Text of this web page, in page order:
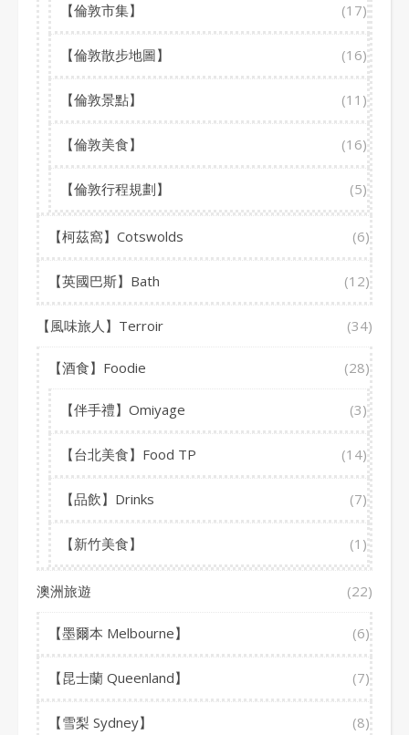
【倫敦市集】 (17)
【倫敦散步地圖】 (16)
【倫敦景點】 (11)
【倫敦美食】 (16)
【倫敦行程規劃】 (5)
【柯茲窩】Cotswolds (6)
【英國巴斯】Bath (12)
【風味旅人】Terroir (34)
【酒食】Foodie (28)
【伴手禮】Omiyage (3)
【台北美食】Food TP (14)
【品飲】Drinks (7)
【新竹美食】 (1)
澳洲旅遊 (22)
【墨爾本 Melbourne】 (6)
【昆士蘭 Queenland】 (7)
【雪梨 Sydney】 (8)